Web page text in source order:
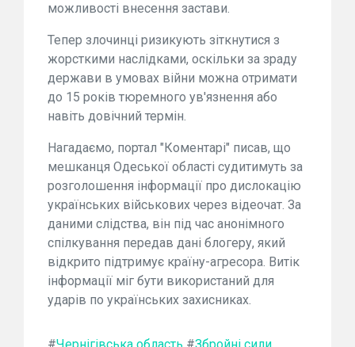
можливості внесення застави.
Тепер злочинці ризикують зіткнутися з
жорсткими наслідками, оскільки за зраду
держави в умовах війни можна отримати
до 15 років тюремного ув'язнення або
навіть довічний термін.
Нагадаємо, портал "Коментарі" писав, що
мешканця Одеської області судитимуть за
розголошення інформації про дислокацію
українських військових через відеочат. За
даними слідства, він під час анонімного
спілкування передав дані блогеру, який
відкрито підтримує країну-агресора. Витік
інформації міг бути використаний для
ударів по українських захисниках.